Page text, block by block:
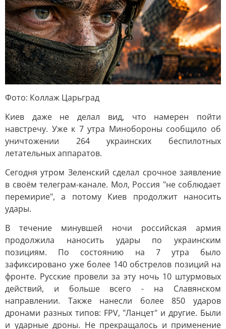
Фото: Коллаж Царьград
Киев даже не делал вид, что намерен пойти
навстречу. Уже к 7 утра Минобороны сообщило об
уничтожении 264 украинских беспилотных
летательных аппаратов.
Сегодня утром Зеленский сделал срочное заявление
в своём телеграм-канале. Мол, Россия "не соблюдает
перемирие", а потому Киев продолжит наносить
удары.
В течение минувшей ночи российская армия
продолжила наносить удары по украинским
позициям. По состоянию на 7 утра было
зафиксировано уже более 140 обстрелов позиций на
фронте. Русские провели за эту ночь 10 штурмовых
действий, и больше всего - на Славянском
направлении. Также нанесли более 850 ударов
дронами разных типов: FPV, "Ланцет" и другие. Были
и ударные дроны. Не прекращалось и применение